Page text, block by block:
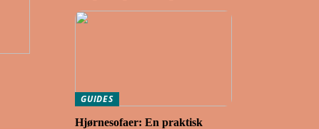
GUIDES
Hjørnesofaer: En praktisk